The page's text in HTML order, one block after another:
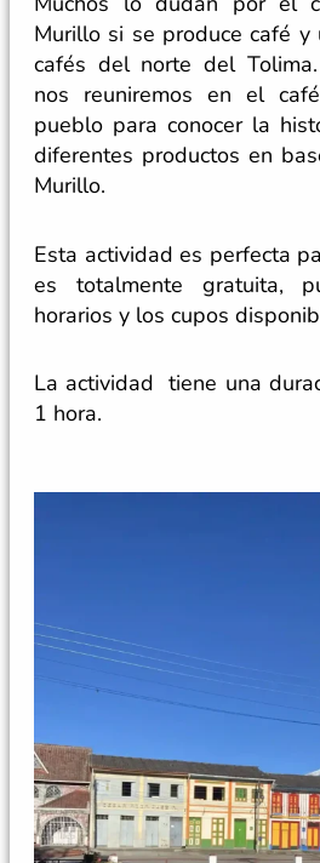
Murillo si se produce café y
cafés del norte del
nos reuniremos en el
pueblo para conocer la
diferentes productos en
Murillo.
Esta actividad es perfecta
es totalmente gratuita,
horarios y los cupos
La actividad tiene una
1 hora.